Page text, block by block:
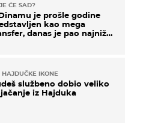
ĆE SAD?
je prošle godine
kao mega
danas je pao najniže
HAJDUČKE IKONE
službeno dobio veliko
iz Hajduka